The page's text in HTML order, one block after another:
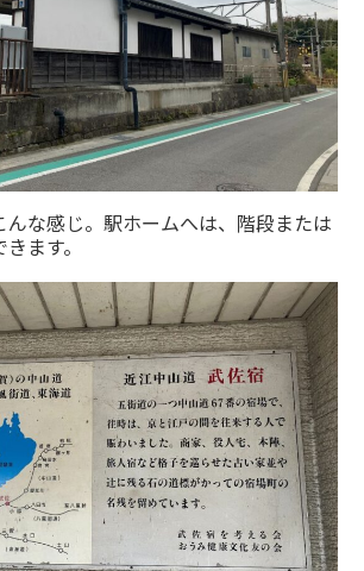
んな感じ。駅ホームへは、階段または
ます。